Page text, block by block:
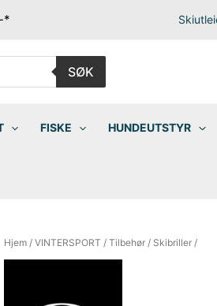
*
SØK
FISKE HUNDEUTSTYR
Hjem/ VINTERSPORT / Tilbehør/ Skibriller/